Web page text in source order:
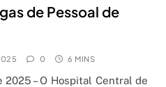
de Pessoal de
0 6 MINS
– O Hospital Central de